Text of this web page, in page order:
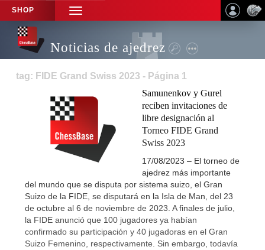
SHOP
TOGGLE
NAVIGATION
Noticias de ajedrez
tag: FIDE Grand Swiss 2023 - Página 1
Samunenkov y Gurel
reciben invitaciones de
libre designación al
Torneo FIDE Grand
Swiss 2023
17/08/2023 – El torneo de
ajedrez más importante
del mundo que se disputa por sistema suizo, el Gran
Suizo de la FIDE, se disputará en la Isla de Man, del 23
de octubre al 6 de noviembre de 2023. A finales de julio,
la FIDE anunció que 100 jugadores ya habían
confirmado su participación y 40 jugadoras en el Gran
Suizo Femenino, respectivamente. Sin embargo, todavía